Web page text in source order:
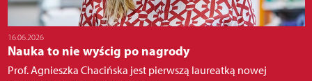
16.06.2026
Nauka to nie wyścig po nagrody
Prof. Agnieszka Chacińska jest pierwszą laureatką nowej